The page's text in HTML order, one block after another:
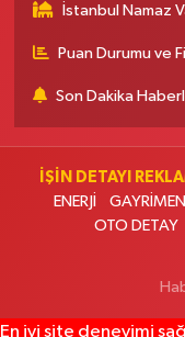
Yunus Emre Mahallesi 30
UZAKLIKTA
Yaşam Eczanesi
Nine Hatun Mahallesi
METRE İLERLESİNDE,
0 (212) 871 66 11
Hacettepe
CADDESİ, ŞEREFİYE CAMİ
İstanbul Namaz
Puan Durumu ve
Son Dakika
İŞİN DETAYI
ENERJİ
OTO DETAY
En iyi site deneyimi